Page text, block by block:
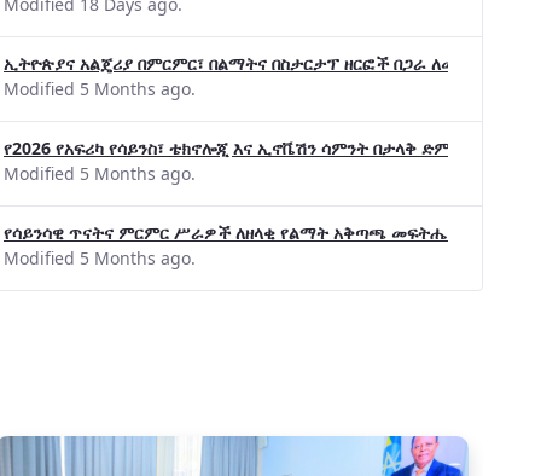
ኢትዮጵያና አልጄሪያ በምርምር፣ በልማትና በስታርታፕ ዘርፎች በጋራ ለመስራት መከሩ፡፡
Modified 5 Months ago.
የ2026 የአፍሪካ የሳይንስ፣ ቴክኖሎጂ እና ኢኖቬሽን ሳምንት በታላቅ ድምቀት
Modified 5 Months ago.
የሳይንሳዊ ጥናትና ምርምር ሥራዎች ለዘላቂ የልማት አቅጣጫ መፍትሔ ጠቋሚ
Modified 5 Months ago.